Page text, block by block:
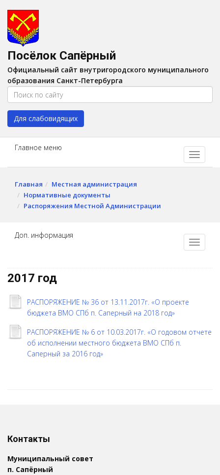
Изображения:
Цвет:A A
Посёлок Сапёрный
Официальный сайт внутригородского муниципального
образования Санкт-Петербурга
Для слабовидящих
Главное меню
Главная
Местная администрация
Нормативные документы
Распоряжения Местной Администрации
Доп. информация
2017 год
РАСПОРЯЖЕНИЕ № 36 от 13.11.2017г. «О проекте
бюджета ВМО СПб п. Саперный на 2018 год»
РАСПОРЯЖЕНИЕ № 6 от 10.03.2017г. «О годовом отчете
об исполнении местного бюджета ВМО СПб п.
Саперный за 2016 год»
Контакты
Муниципальный совет
п. Сапёрный